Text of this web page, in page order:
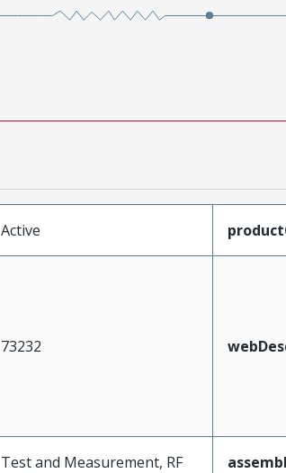
Active
73232
Test and Measurement, RF